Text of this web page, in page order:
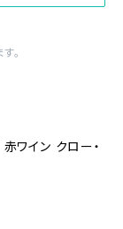
。
ワイン クロー・